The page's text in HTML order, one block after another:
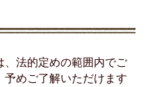
、法的定めの範囲内でご
めご了解いただけます